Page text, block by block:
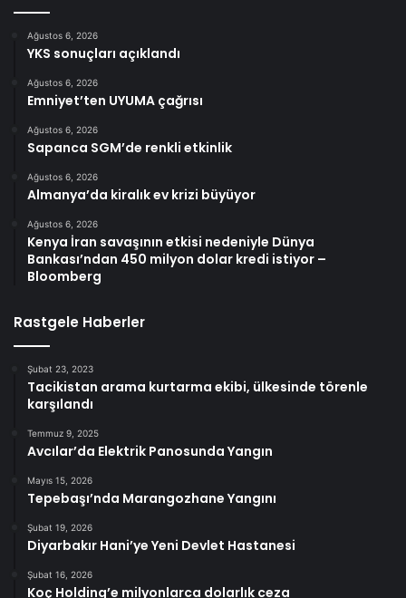
Ağustos 6, 2026
YKS sonuçları açıklandı
Ağustos 6, 2026
Emniyet’ten UYUMA çağrısı
Ağustos 6, 2026
Sapanca SGM’de renkli etkinlik
Ağustos 6, 2026
Almanya’da kiralık ev krizi büyüyor
Ağustos 6, 2026
Kenya İran savaşının etkisi nedeniyle Dünya
Bankası’ndan 450 milyon dolar kredi istiyor –
Bloomberg
Rastgele Haberler
Şubat 23, 2023
Tacikistan arama kurtarma ekibi, ülkesinde törenle
karşılandı
Temmuz 9, 2025
Avcılar’da Elektrik Panosunda Yangın
Mayıs 15, 2026
Tepebaşı’nda Marangozhane Yangını
Şubat 19, 2026
Diyarbakır Hani’ye Yeni Devlet Hastanesi
Şubat 16, 2026
Koç Holding’e milyonlarca dolarlık ceza